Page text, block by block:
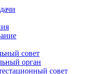
совет
орган
совет